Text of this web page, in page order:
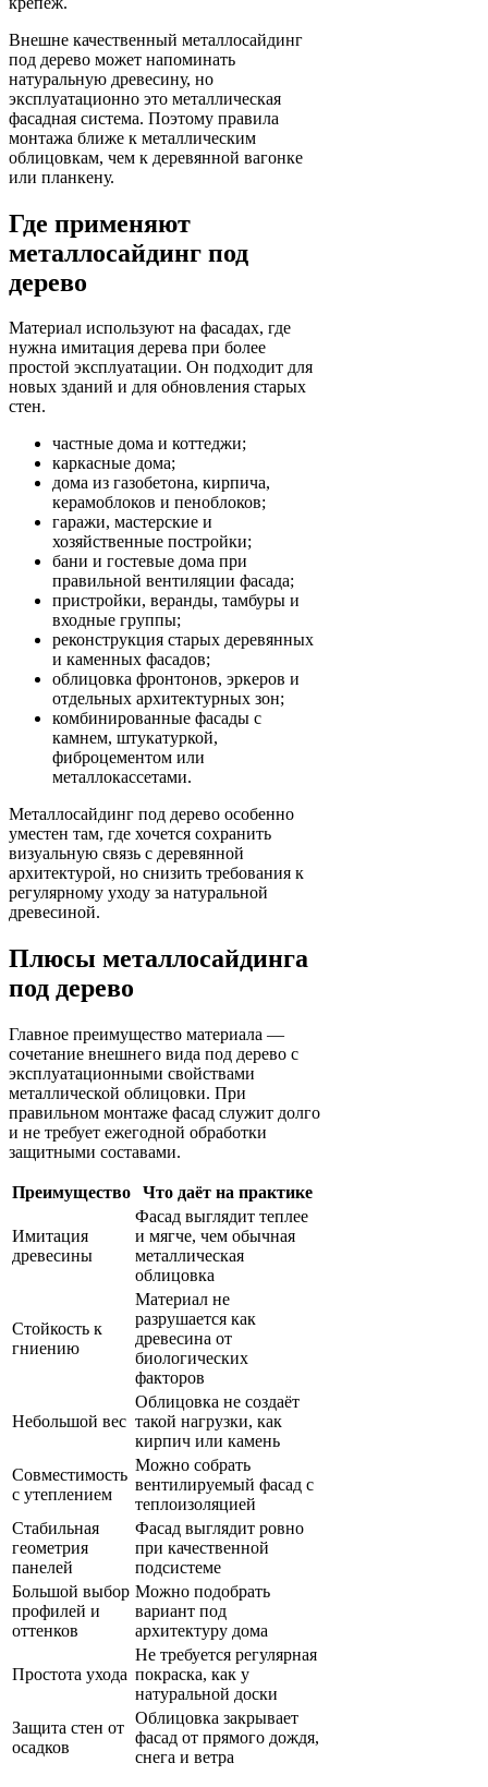
Внешне качественный металлосайдинг
под дерево может напоминать
натуральную древесину, но
эксплуатационно это металлическая
фасадная система. Поэтому правила
монтажа ближе к металлическим
облицовкам, чем к деревянной вагонке
или планкену.
Где применяют
металлосайдинг под
дерево
Материал используют на фасадах, где
нужна имитация дерева при более
простой эксплуатации. Он подходит для
новых зданий и для обновления старых
стен.
частные дома и коттеджи;
каркасные дома;
дома из газобетона, кирпича,
керамоблоков и пеноблоков;
гаражи, мастерские и
хозяйственные постройки;
бани и гостевые дома при
правильной вентиляции фасада;
пристройки, веранды, тамбуры и
входные группы;
реконструкция старых деревянных
и каменных фасадов;
облицовка фронтонов, эркеров и
отдельных архитектурных зон;
комбинированные фасады с
камнем, штукатуркой,
фиброцементом или
металлокассетами.
Металлосайдинг под дерево особенно
уместен там, где хочется сохранить
визуальную связь с деревянной
архитектурой, но снизить требования к
регулярному уходу за натуральной
древесиной.
Плюсы металлосайдинга
под дерево
Главное преимущество материала —
сочетание внешнего вида под дерево с
эксплуатационными свойствами
металлической облицовки. При
правильном монтаже фасад служит долго
и не требует ежегодной обработки
защитными составами.
Преимущество Что даёт на практике
Имитация
древесины
Фасад выглядит теплее
и мягче, чем обычная
металлическая
облицовка
Стойкость к
гниению
Материал не
разрушается как
древесина от
биологических
факторов
Небольшой вес
Облицовка не создаёт
такой нагрузки, как
кирпич или камень
Совместимость
с утеплением
Можно собрать
вентилируемый фасад с
теплоизоляцией
Стабильная
геометрия
панелей
Фасад выглядит ровно
при качественной
подсистеме
Большой выбор
профилей и
оттенков
Можно подобрать
вариант под
архитектуру дома
Простота ухода
Не требуется регулярная
покраска, как у
натуральной доски
Защита стен от
осадков
Облицовка закрывает
фасад от прямого дождя,
снега и ветра